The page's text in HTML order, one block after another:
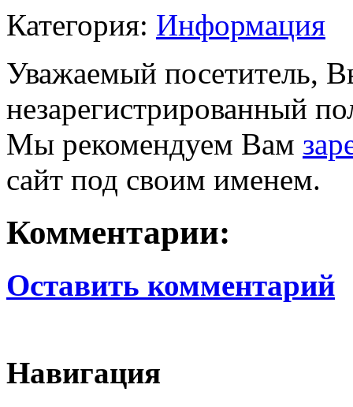
Категория: Информация
Уважаемый посетитель,
незарегистрированный
Мы рекомендуем Вам
сайт под своим именем.
Комментарии:
Оставить комментарий
Навигация